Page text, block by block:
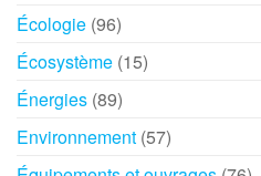
Écologie (96)
Écosystème (15)
Énergies (89)
Environnement (57)